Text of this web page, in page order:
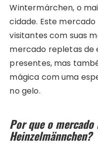
Wintermärchen, o
cidade. Este
visitantes com suas
mercado repletas de
presentes, mas
mágica com uma
no gelo.
Por que o mercado
Heinzelmännchen?